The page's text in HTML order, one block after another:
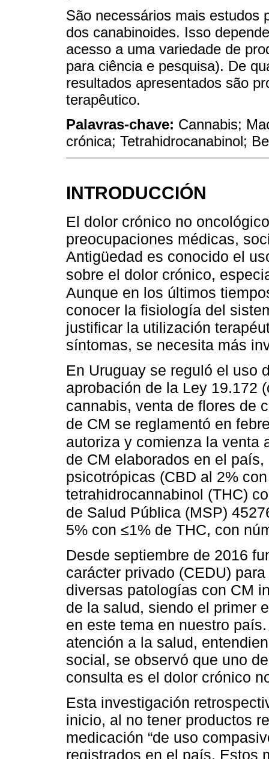
São necessários mais estudos
dos canabinoides. Isso
acesso a uma variedade de
para ciência e pesquisa). De
resultados apresentados são
terapêutico.
Palavras-chave: Cannabis;
crónica; Tetrahidrocanabinol;
INTRODUCCIÓN
El dolor crónico no
preocupaciones médicas,
Antigüedad es conocido el
sobre el dolor crónico,
Aunque en los últimos
conocer la fisiología del
justificar la utilización
síntomas, se necesita más
En Uruguay se reguló el uso
aprobación de la Ley 19.172
cannabis, venta de flores de
de CM se reglamentó en
autoriza y comienza la venta
de CM elaborados en el
psicotrópicas (CBD al 2%
tetrahidrocannabinol (THC)
de Salud Pública (MSP)
5% con ≤1% de THC, con
Desde septiembre de 2016
carácter privado (CEDU)
diversas patologías con CM
de la salud, siendo el primer
en este tema en nuestro
atención a la salud,
social, se observó que uno
consulta es el dolor crónico
Esta investigación
inicio, al no tener productos
medicación “de uso
registrados en el país. Estos